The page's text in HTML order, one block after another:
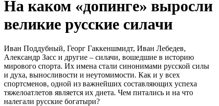
На каком «допинге» выросли
великие русские силачи
Иван Поддубный, Георг Гаккеншмидт, Иван Лебедев,
Александр Засс и другие – силачи, вошедшие в историю
мирового спорта. Их имена стали синонимами русской силы
и духа, выносливости и неутомимости. Как и у всех
спортсменов, одной из важнейших составляющих успеха
тяжелоатлетов является их диета. Чем питались и на что
налегали русские богатыри?